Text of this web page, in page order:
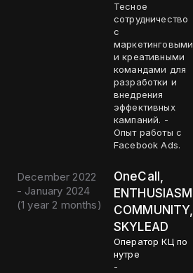
Тесное
сотрудничество
с
маркетинговыми
и креативными
командами для
разработки и
внедрения
эффективных
кампаний. -
Опыт работы с
Facebook Ads.
December 2022
- January 2024
(1 year 2 months)
OneCall,
ENTHUSIASM
COMMUNITY,
SKYLEAD
Оператор КЦ по
нутре
-